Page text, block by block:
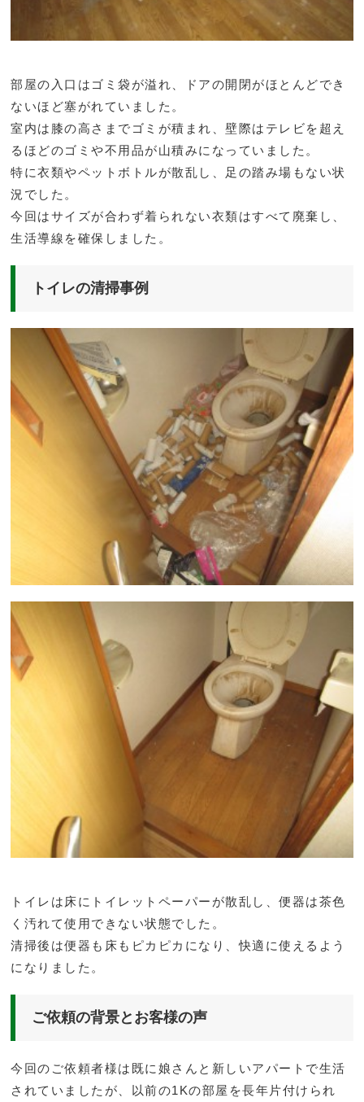
部屋の入口はゴミ袋が溢れ、ドアの開閉がほとんどでき
ないほど塞がれていました。
室内は膝の高さまでゴミが積まれ、壁際はテレビを超え
るほどのゴミや不用品が山積みになっていました。
特に衣類やペットボトルが散乱し、足の踏み場もない状
況でした。
今回はサイズが合わず着られない衣類はすべて廃棄し、
生活導線を確保しました。
トイレの清掃事例
トイレは床にトイレットペーパーが散乱し、便器は茶色
く汚れて使用できない状態でした。
清掃後は便器も床もピカピカになり、快適に使えるよう
になりました。
ご依頼の背景とお客様の声
今回のご依頼者様は既に娘さんと新しいアパートで生活
されていましたが、以前の1Kの部屋を長年片付けられ